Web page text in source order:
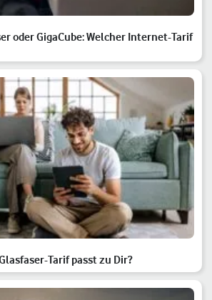
oder GigaCube: Welcher Internet-Tarif
Tarif passt zu Dir?